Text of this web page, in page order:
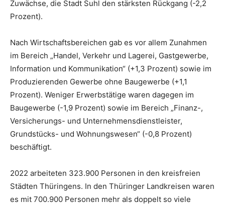
Zuwächse, die Stadt Suhl den stärksten Rückgang (-2,2
Prozent).
Nach Wirtschaftsbereichen gab es vor allem Zunahmen
im Bereich „Handel, Verkehr und Lagerei, Gastgewerbe,
Information und Kommunikation“ (+1,3 Prozent) sowie im
Produzierenden Gewerbe ohne Baugewerbe (+1,1
Prozent). Weniger Erwerbstätige waren dagegen im
Baugewerbe (-1,9 Prozent) sowie im Bereich „Finanz-,
Versicherungs- und Unternehmensdienstleister,
Grundstücks- und Wohnungswesen“ (-0,8 Prozent)
beschäftigt.
2022 arbeiteten 323.900 Personen in den kreisfreien
Städten Thüringens. In den Thüringer Landkreisen waren
es mit 700.900 Personen mehr als doppelt so viele